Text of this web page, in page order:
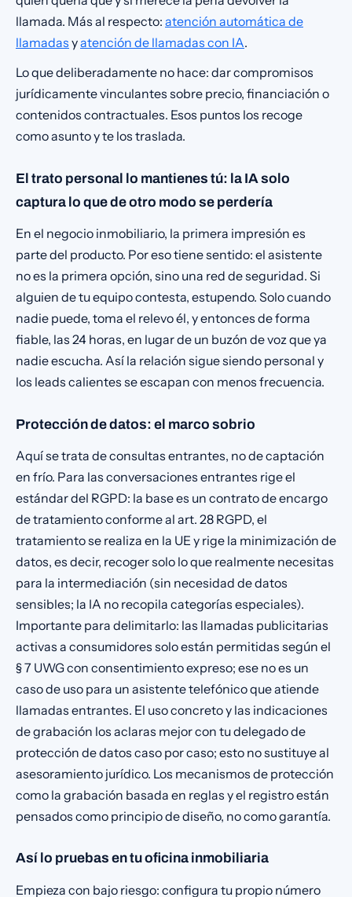
llamada. Más al respecto: atención automática de
llamadas yatención de llamadas con IA.
Lo que deliberadamente no hace: dar compromisos
jurídicamente vinculantes sobre precio, financiación o
contenidos contractuales. Esos puntos los recoge
como asunto y te los traslada.
El trato personal lo mantienes tú: la IA solo
captura lo que de otro modo se perdería
En el negocio inmobiliario, la primera impresión es
parte del producto. Por eso tiene sentido: el asistente
no es la primera opción, sino una red de seguridad. Si
alguien de tu equipo contesta, estupendo. Solo cuando
nadie puede, toma el relevo él, y entonces de forma
fiable, las 24 horas, en lugar de un buzón de voz que ya
nadie escucha. Así la relación sigue siendo personal y
los leads calientes se escapan con menos frecuencia.
Protección de datos: el marco sobrio
Aquí se trata de consultas entrantes, no de captación
en frío. Para las conversaciones entrantes rige el
estándar del RGPD: la base es un contrato de encargo
de tratamiento conforme al art. 28 RGPD, el
tratamiento se realiza en la UE y rige la minimización de
datos, es decir, recoger solo lo que realmente necesitas
para la intermediación (sin necesidad de datos
sensibles; la IA no recopila categorías especiales).
Importante para delimitarlo: las llamadas publicitarias
activas a consumidores solo están permitidas según el
§ 7 UWG con consentimiento expreso; ese no es un
caso de uso para un asistente telefónico que atiende
llamadas entrantes. El uso concreto y las indicaciones
de grabación los aclaras mejor con tu delegado de
protección de datos caso por caso; esto no sustituye al
asesoramiento jurídico. Los mecanismos de protección
como la grabación basada en reglas y el registro están
pensados como principio de diseño, no como garantía.
Así lo pruebas en tu oficina inmobiliaria
Empieza con bajo riesgo: configura tu propio número